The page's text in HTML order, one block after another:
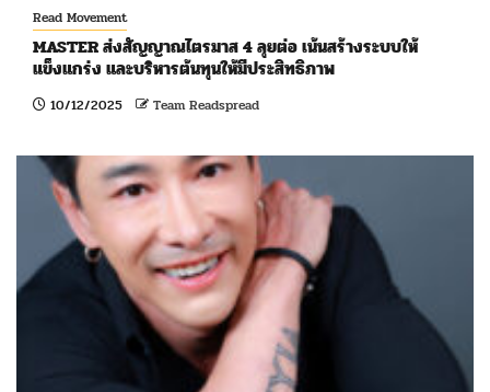
Read Movement
MASTER ส่งสัญญาณไตรมาส 4 ลุยต่อ เน้นสร้างระบบให้
แข็งแกร่ง และบริหารต้นทุนให้มีประสิทธิภาพ
10/12/2025 Team Readspread